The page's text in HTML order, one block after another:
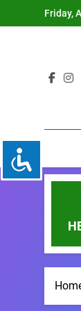
to
Friday,